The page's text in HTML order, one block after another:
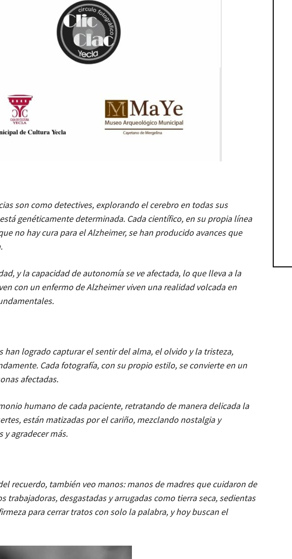
son como detectives, explorando el cerebro en todas sus
genéticamente determinada. Cada científico, en su propia línea
no hay cura para el Alzheimer, se han producido avances que
y la capacidad de autonomía se ve afectada, lo que lleva a la
con un enfermo de Alzheimer viven una realidad volcada en
logrado capturar el sentir del alma, el olvido y la tristeza,
Cada fotografía, con su propio estilo, se convierte en un
afectadas.
humano de cada paciente, retratando de manera delicada la
están matizadas por el cariño, mezclando nostalgia y
agradecer más.
recuerdo, también veo manos: manos de madres que cuidaron de
trabajadoras, desgastadas y arrugadas como tierra seca, sedientas
para cerrar tratos con solo la palabra, y hoy buscan el